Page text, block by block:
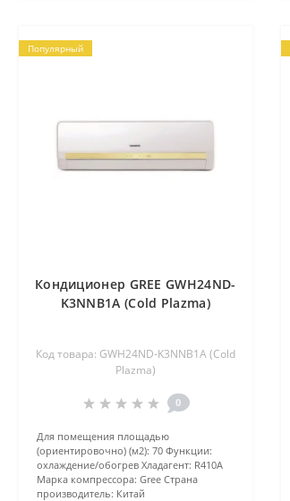
Популярный
Кондиционер GREE GWH24ND-
K3NNB1A (Cold Plazma)
Код товара: GWH24ND-K3NNB1A (Cold
Plazma)
0
Для помещения площадью
(ориентировочно) (м2): 70 Функции:
охлаждение/обогрев Хладагент: R410А
Марка компрессора: Gree Страна
производитель: Китай